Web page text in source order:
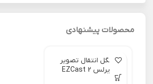
محصولات پیشنهادی
دانگل انتقال تصویر
وایرلس EZCast 2